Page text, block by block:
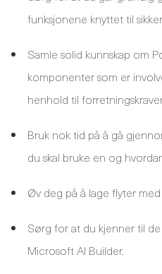
funksjonene knyttet til
Samle solid kunnskap om
komponenter som er
henhold til
Bruk nok tid på å gå
du skal bruke en og
Øv deg på å lage flyter
Sørg for at du kjenner til
Microsoft AI Builder.